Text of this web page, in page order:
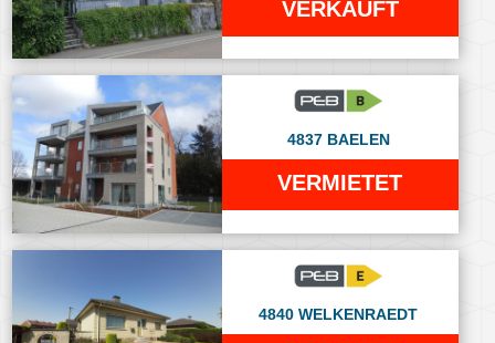
VERKAUFT
4837 BAELEN
VERMIETET
4840 WELKENRAEDT